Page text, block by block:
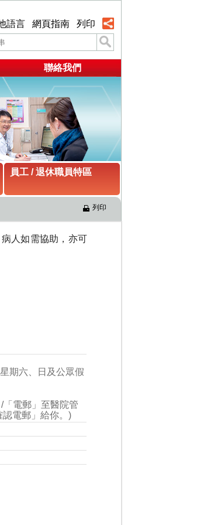
語言 網頁指南 列印
聯絡我們
員工 / 退休職員特區
列印